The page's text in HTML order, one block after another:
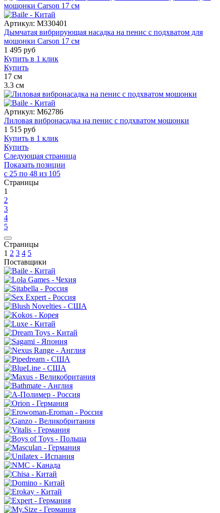
Артикул: M330401
Дымчатая вибрирующая насадка на пенис с подхватом для
мошонки Carson 17 см
1 495 руб
Купить в 1 клик
Купить
17 см
3.3 см
Артикул: M62786
Лиловая вибронасадка на пенис с подхватом мошонки
1 515 руб
Купить в 1 клик
Купить
Следующая страница
Показать позиции
с 25 по 48 из 105
Страницы
1
2
3
4
5
Страницы
1 2 3 4 5
Поставщики